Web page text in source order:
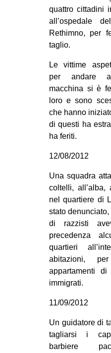
quattro cittadini
all’ospedale
Rethimno, per
taglio.
Le vittime
per andare
macchina si è
loro e sono
che hanno
di questi ha
ha feriti.
12/08/2012
Una squadra
coltelli, all’alba,
nel quartiere di
stato
di razzisti
precedenza
quartieri
abitazioni,
appartamenti
immigrati.
11/09/2012
Un guidatore di
tagliarsi i
barbiere